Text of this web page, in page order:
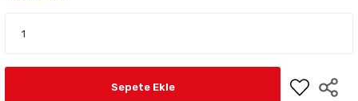
Sepete Ekle